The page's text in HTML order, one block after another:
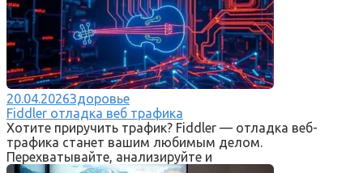
20.04.2026Здоровье
Fiddler отладка веб трафика
Хотите приручить трафик? Fiddler — отладка веб-
трафика станет вашим любимым делом.
Перехватывайте, анализируйте и